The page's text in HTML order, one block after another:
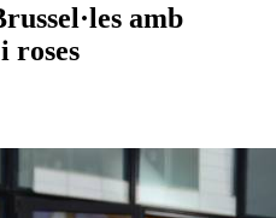
amb
roses